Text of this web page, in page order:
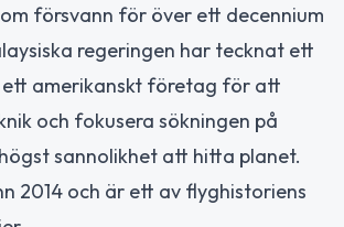
försvann för över ett decennium
regeringen har tecknat ett
amerikanskt företag för att
och fokusera sökningen på
sannolikhet att hitta planet.
2014 och är ett av flyghistoriens